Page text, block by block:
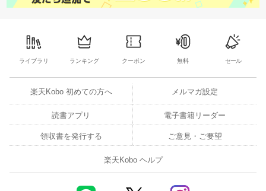
ライブラリ ランキング クーポン 無料 セール
楽天Kobo 初めての方へ メルマガ設定
読書アプリ 電子書籍リーダー
領収書を発行する ご意見・ご要望
楽天Kobo ヘルプ